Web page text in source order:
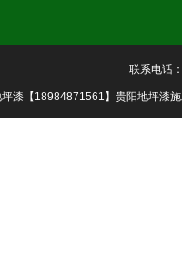
联系电话
漆【18984871561】贵阳地坪漆